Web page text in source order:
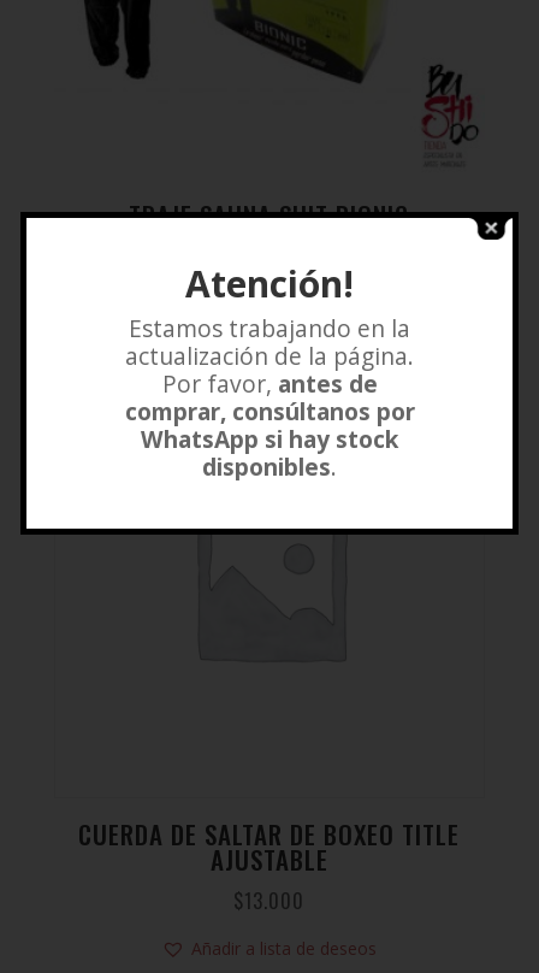
TRAJE SAUNA SUIT BIONIC
Añadir a lista de deseos
CUERDA DE SALTAR DE BOXEO TITLE
AJUSTABLE
$13.000
Añadir a lista de deseos
Atención!
Estamos trabajando en la
actualización de la página.
Por favor, antes de
comprar, consúltanos por
WhatsApp si hay stock
disponibles.